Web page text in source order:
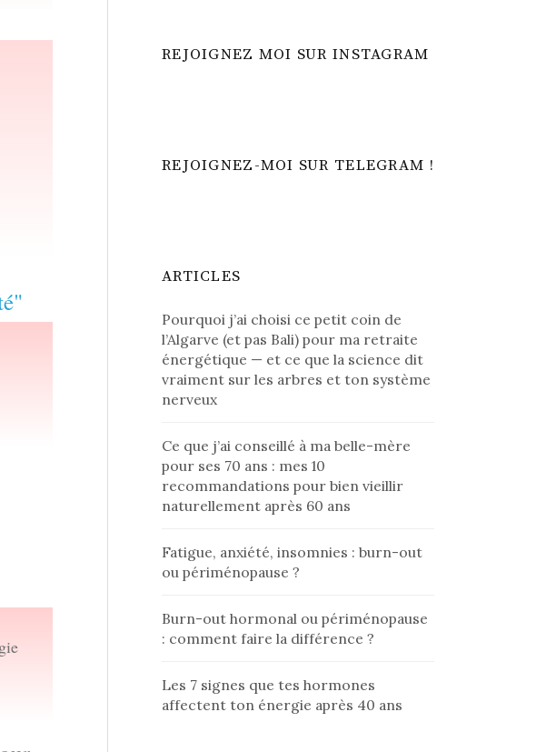
REJOIGNEZ MOI SUR INSTAGRAM
REJOIGNEZ-MOI SUR TELEGRAM !
ARTICLES
Pourquoi j’ai choisi ce petit coin de
l’Algarve (et pas Bali) pour ma retraite
énergétique — et ce que la science dit
vraiment sur les arbres et ton système
nerveux
Ce que j’ai conseillé à ma belle-mère
pour ses 70 ans : mes 10
recommandations pour bien vieillir
naturellement après 60 ans
Fatigue, anxiété, insomnies : burn-out
ou périménopause ?
Burn-out hormonal ou périménopause
: comment faire la différence ?
Les 7 signes que tes hormones
affectent ton énergie après 40 ans